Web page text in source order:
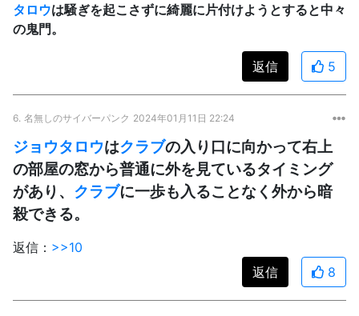
タロウは騒ぎを起こさずに綺麗に片付けようとすると中々
の鬼門。
返信 5
6. 名無しのサイバーパンク 2024年01月11日 22:24
ジョウタロウはクラブの入り口に向かって右上
の部屋の窓から普通に外を見ているタイミング
があり、 クラブに一歩も入ることなく外から暗
殺できる。
返信： >>10
返信
8